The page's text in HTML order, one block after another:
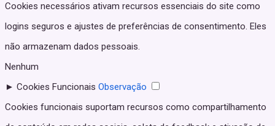
Cookies necessários ativam recursos essenciais do site como
logins seguros e ajustes de preferências de consentimento. Eles
não armazenam dados pessoais.
Nenhum
► Cookies Funcionais Observação
Cookies funcionais suportam recursos como compartilhamento